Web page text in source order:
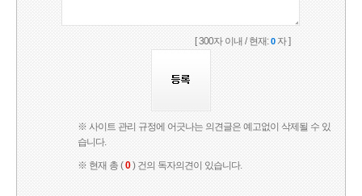
[ 300자 이내 / 현재:0자 ]
※ 사이트 관리 규정에 어긋나는 의견글은 예고없이 삭제될 수 있
습니다.
※ 현재 총 (0) 건의 독자의견이 있습니다.